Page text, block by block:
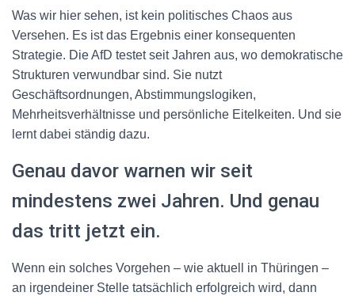
Was wir hier sehen, ist kein politisches Chaos aus
Versehen. Es ist das Ergebnis einer konsequenten
Strategie. Die AfD testet seit Jahren aus, wo demokratische
Strukturen verwundbar sind. Sie nutzt
Geschäftsordnungen, Abstimmungslogiken,
Mehrheitsverhältnisse und persönliche Eitelkeiten. Und sie
lernt dabei ständig dazu.
Genau davor warnen wir seit
mindestens zwei Jahren. Und genau
das tritt jetzt ein.
Wenn ein solches Vorgehen – wie aktuell in Thüringen –
an irgendeiner Stelle tatsächlich erfolgreich wird, dann